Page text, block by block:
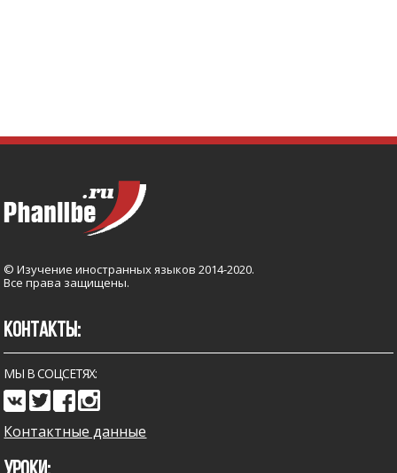
© Изучение иностранных языков 2014-2020.
Все права защищены.
КОНТАКТЫ:
МЫ В СОЦСЕТЯХ:
Контактные данные